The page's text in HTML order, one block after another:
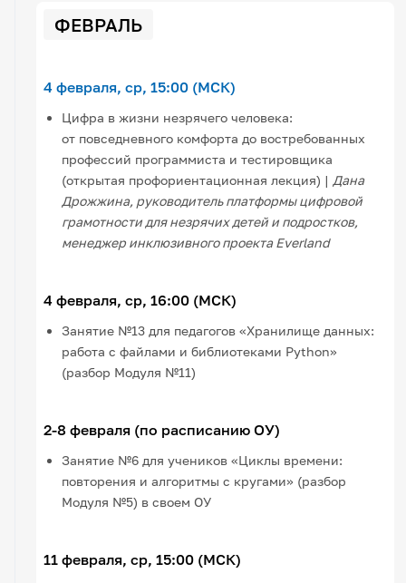
ФЕВРАЛЬ
4 февраля, ср, 15:00 (МСК)
Цифра в жизни незрячего человека:
от повседневного комфорта до востребованных
профессий программиста и тестировщика
(открытая профориентационная лекция) | Дана
Дрожжина, руководитель платформы цифровой
грамотности для незрячих детей и подростков,
менеджер инклюзивного проекта Everland
4 февраля, ср, 16:00 (МСК)
Занятие №13 для педагогов «Хранилище данных:
работа с файлами и библиотеками Python»
(разбор Модуля №11)
2-8 февраля (по расписанию ОУ)
Занятие №6 для учеников «Циклы времени:
повторения и алгоритмы с кругами» (разбор
Модуля №5) в своем ОУ
11 февраля, ср, 15:00 (МСК)